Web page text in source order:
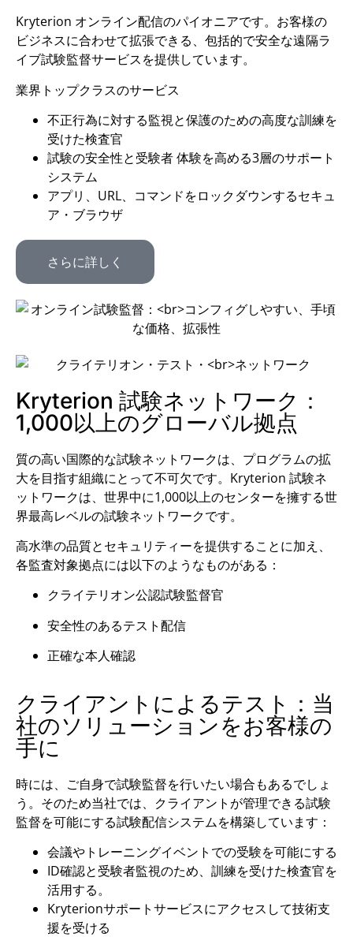
Kryterion オンライン配信のパイオニアです。お客様の
ビジネスに合わせて拡張できる、包括的で安全な遠隔ラ
イブ試験監督サービスを提供しています。
業界トップクラスのサービス
不正行為に対する監視と保護のための高度な訓練を
受けた検査官
試験の安全性と受験者 体験を高める3層のサポート
システム
アプリ、URL、コマンドをロックダウンするセキュ
ア・ブラウザ
さらに詳しく
Kryterion 試験ネットワーク：
1,000以上のグローバル拠点
質の高い国際的な試験ネットワークは、プログラムの拡
大を目指す組織にとって不可欠です。Kryterion 試験ネ
ットワークは、世界中に1,000以上のセンターを擁する世
界最高レベルの試験ネットワークです。
高水準の品質とセキュリティーを提供することに加え、
各監査対象拠点には以下のようなものがある：
クライテリオン公認試験監督官
安全性のあるテスト配信
正確な本人確認
クライアントによるテスト：当
社のソリューションをお客様の
手に
時には、ご自身で試験監督を行いたい場合もあるでしょ
う。そのため当社では、クライアントが管理できる試験
監督を可能にする試験配信システムを構築しています：
会議やトレーニングイベントでの受験を可能にする
ID確認と受験者監視のため、訓練を受けた検査官を
活用する。
Kryterionサポートサービスにアクセスして技術支
援を受ける